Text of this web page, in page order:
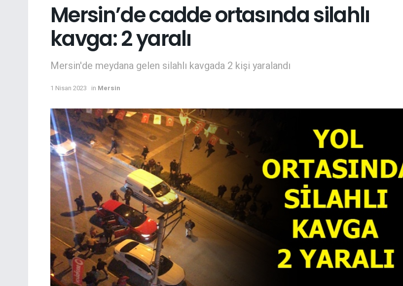
Mersin’de cadde ortasında silahlı
kavga: 2 yaralı
Mersin'de meydana gelen silahlı kavgada 2 kişi yaralandı
1 Nisan 2023 in Mersin